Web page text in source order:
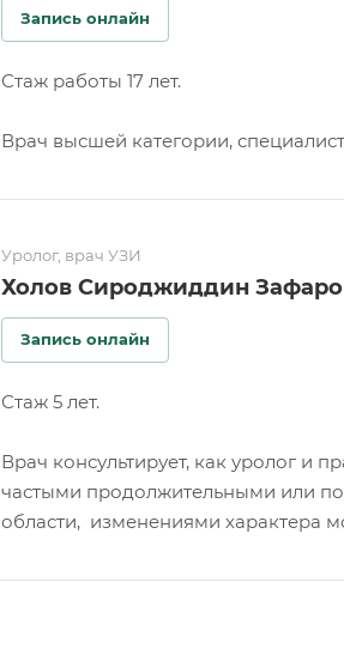
Запись онлайн
Стаж работы 17 лет.
Врач высшей категории,
Уролог, врач УЗИ
Холов Сироджиддин
Запись онлайн
Стаж 5 лет.
Врач консультирует, как уролог и
частыми продолжительными или
области, изменениями характера